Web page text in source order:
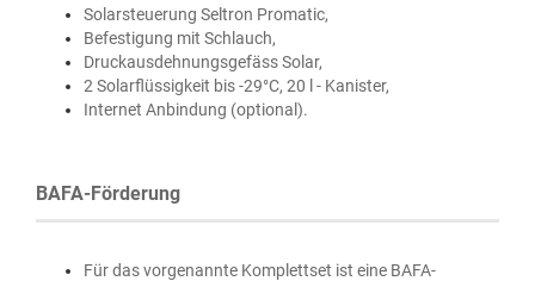
Solarsteuerung Seltron Promatic,
Befestigung mit Schlauch,
Druckausdehnungsgefäss Solar,
2 ​Solarflüssigkeit bis -29°C, 20 l - Kanister,
Internet Anbindung (optional).
BAFA-Förderung
Für das vorgenannte Komplettset ist eine BAFA-